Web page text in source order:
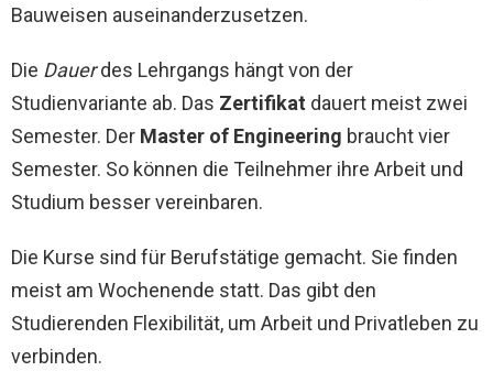
Bauweisen auseinanderzusetzen.
Die Dauerdes Lehrgangs hängt von der
Studienvariante ab. Das Zertifikat dauert meist zwei
Semester. Der Master of Engineering braucht vier
Semester. So können die Teilnehmer ihre Arbeit und
Studium besser vereinbaren.
Die Kurse sind für Berufstätige gemacht. Sie finden
meist am Wochenende statt. Das gibt den
Studierenden Flexibilität, um Arbeit und Privatleben zu
verbinden.